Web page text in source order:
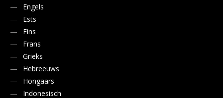
Engels
Ests
Fins
Frans
Grieks
Hebreeuws
Hongaars
Indonesisch